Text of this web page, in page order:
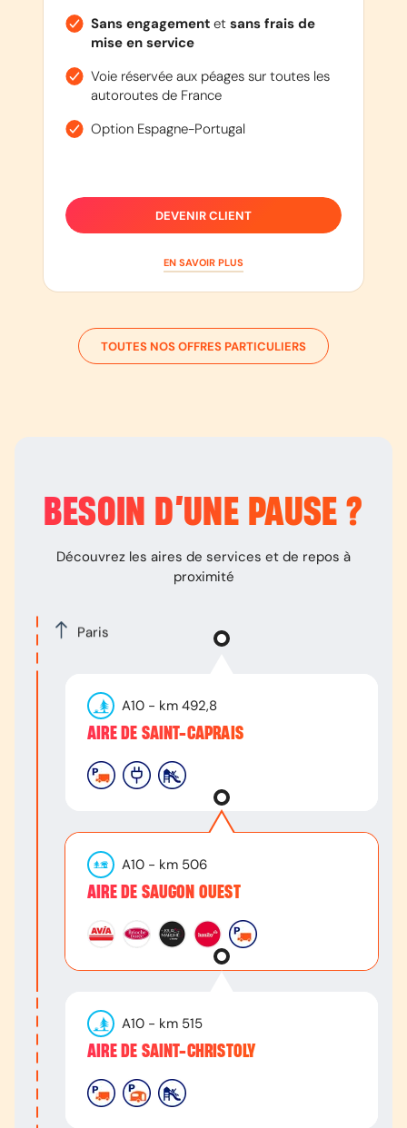
Sans engagementet sans frais de
mise en service
Voie réservée aux péages sur toutes les
autoroutes de France
Option Espagne-Portugal
DEVENIR CLIENT
EN SAVOIR PLUS
TOUTES NOS OFFRES PARTICULIERS
BESOIN D’UNE PAUSE ?
Découvrez les aires de services et de repos à
proximité
Paris
A10 - km 492,8
AIRE DE SAINT-CAPRAIS
A10 - km 506
AIRE DE SAUGON OUEST
A10 - km 515
AIRE DE SAINT-CHRISTOLY